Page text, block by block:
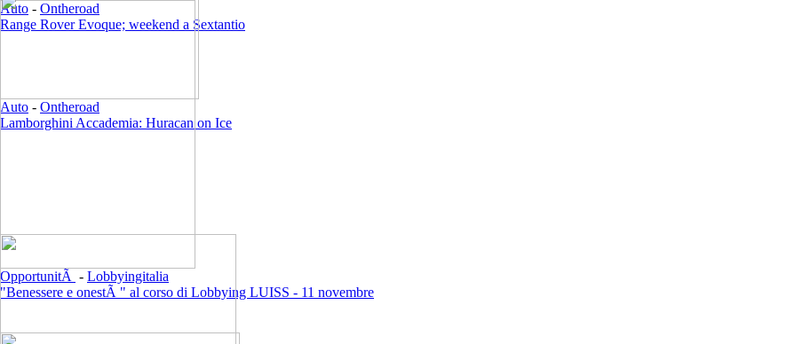
Auto - Ontheroad
Range Rover Evoque; weekend a Sextantio
Auto - Ontheroad
Lamborghini Accademia: Huracan on Ice
OpportunitÃ - Lobbyingitalia
"Benessere e onestÃ " al corso di Lobbying LUISS - 11 novembre